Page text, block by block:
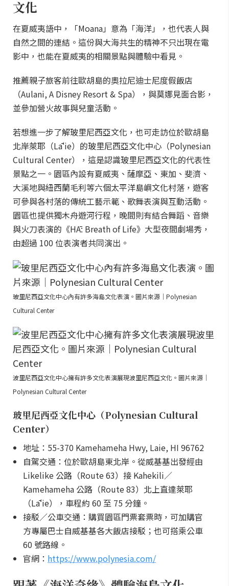
文化
在夏威夷語中，「Moana」意為「海洋」，也代表人與
自然之間的連結。這份與大海共生的精神不只出現在電
影中，也能在夏威夷的相關景點與體驗中看見。
推薦親子旅客前往歐胡島的奧拉尼迪士尼度假飯店
（Aulani, A Disney Resort & Spa），與莫娜見面合影，
並參加營火故事與兒童活動。
若想進一步了解玻里尼西亞文化，也可走訪位於歐胡島
北岸萊耶（Lāʻie）的玻里尼西亞文化中心（Polynesian
Cultural Center），這是認識玻里尼西亞文化的代表性
景點之一。園區內設有夏威夷、薩摩亞、東加、斐濟、
大溪地與紐西蘭毛利等六個太平洋島嶼文化村落，遊客
可參與各村落的傳統工藝示範、歌舞表演與互動活動。
園區也提供獨木舟遊河行程，晚間則有結合舞蹈、音樂
與火刀表演的《HĀ: Breath of Life》大型夜間劇場秀，
由超過 100 位表演者共同演出。
玻里尼西亞文化中心內有許多海島文化表演。圖片來源｜Polynesian
Cultural Center
波里尼西亞文化中心擁有許多文化表演展現波里尼西亞文化。圖片來源｜
Polynesian Cultural Center
玻里尼西亞文化中心（Polynesian Cultural
Center）
地址：55-370 Kamehameha Hwy, Laie, HI 96762
自駕交通：位於歐胡島東北岸。從威基基出發經由
Likelike 公路（Route 63）接 Kahekili／
Kamehameha 公路（Route 83）北上直達萊耶
（Lāʻie），車程約 60 至 75 分鐘。
接駁／公車交通：購買園區門票套票時，可加購官
方專屬巴士自威基基各大飯店接駁；也可搭乘公車
60 號路線。
官網： https://www.polynesia.com/